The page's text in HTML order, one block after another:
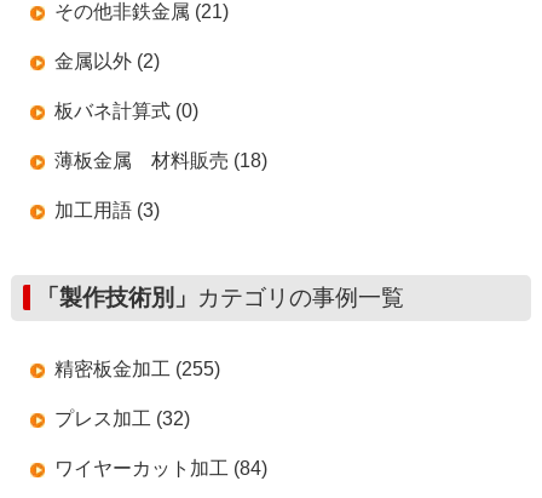
その他非鉄金属 (21)
金属以外 (2)
板バネ計算式 (0)
薄板金属 材料販売 (18)
加工用語 (3)
「製作技術別」 カテゴリの事例一覧
精密板金加工 (255)
プレス加工 (32)
ワイヤーカット加工 (84)